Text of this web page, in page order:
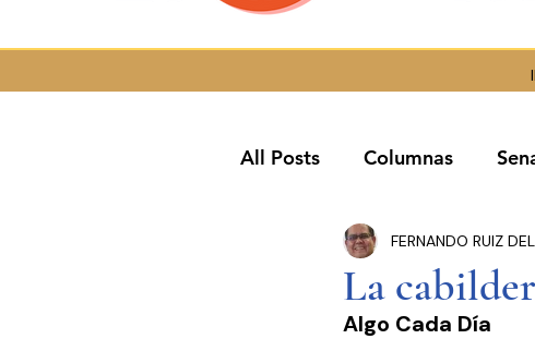
All Posts Columnas
Congreso Cdmx
Seguridad Pública
La
FERNANDO RUIZ
Algo Cada Día